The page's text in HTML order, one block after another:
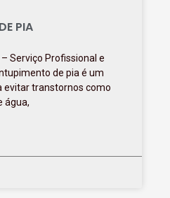
PIA
Serviço Profissional e
de pia é um
evitar transtornos como
água,